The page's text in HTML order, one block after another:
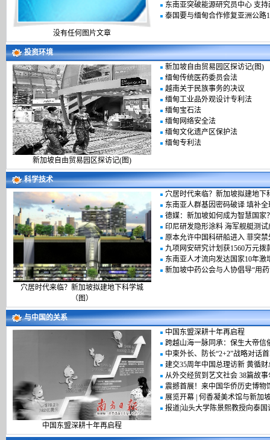
没有任何图片文章
东南亚突破能源研究员中心 支
泰国要与缅甸合作修复亚洲公路
投资环境
新加坡自由贸易园区探访记(图)
新加坡自由贸易园区探访记(图)
缅甸传统医药委员会法
越南关于民族事务的决议
缅甸工业品外观设计专利法
缅甸宝石法
缅甸网络安全法
缅甸文化遗产区保护法
缅甸专利法
科学技术
穴居时代来临？新加坡拟建地下科学城
（图）
穴居时代来临？新加坡拟建地下
东南亚人群基因密码破译 填补
德媒：新加坡如何成为智慧国家
印尼研发隐形涂料 海军舰艇测试
原本允许中国科研船进入 菲突
九项网安研究计划获1560万元
东南亚人才流向发达国家10年激
新加坡中药公会与人协倡导“用
与中国的关系
中国东盟深耕十年再启程
中国东盟深耕十年再启程
跨越山海一脉同承：保生大帝信
中柬外长、防长“2+2”战略对话
建交35周年中国总理访新 黄循
从外交经贸到艺文社会 38篇故
震撼首展！来中国华侨历史博
展览开幕 | 何香凝美术馆与新加
报道|汕头大学陈景熙教授向泰